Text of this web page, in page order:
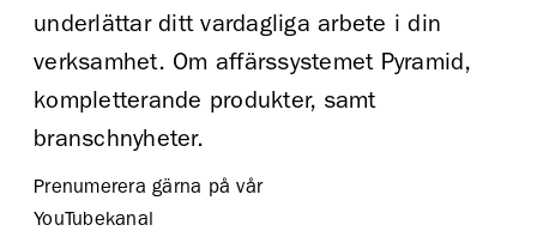
underlättar ditt vardagliga arbete i din
verksamhet. Om affärssystemet Pyramid,
kompletterande produkter, samt
branschnyheter.
Prenumerera gärna på vår
YouTubekanal